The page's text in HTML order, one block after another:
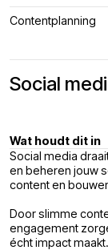
Contentplanning
Social
Wat houdt dit in
Social media
en beheren jouw
content en
Door slimme
engagement
écht impact maakt.